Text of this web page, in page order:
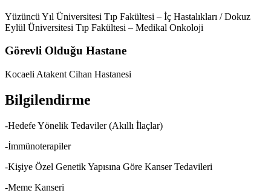
Yüzüncü Yıl Üniversitesi Tıp Fakültesi – İç Hastalıkları / Dokuz
Eylül Üniversitesi Tıp Fakültesi – Medikal Onkoloji
Görevli Olduğu Hastane
Kocaeli Atakent Cihan Hastanesi
Bilgilendirme
-Hedefe Yönelik Tedaviler (Akıllı İlaçlar)
-İmmünoterapiler
-Kişiye Özel Genetik Yapısına Göre Kanser Tedavileri
-Meme Kanseri